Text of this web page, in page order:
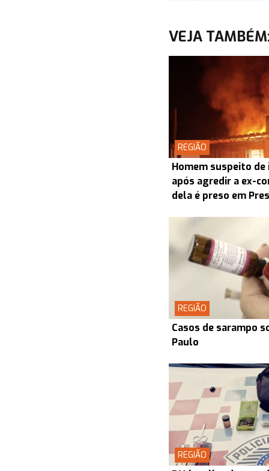
VEJA
REGIÃO
Homem suspeito de
após agredir a ex-
dela é preso em
REGIÃO
Casos de sarampo
Paulo
REGIÃO